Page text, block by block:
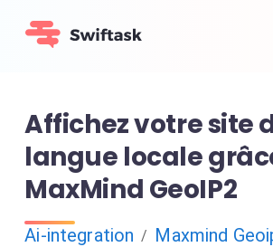
Affichez votre site
langue locale
MaxMind GeoIP2
Ai-integration / Maxmind